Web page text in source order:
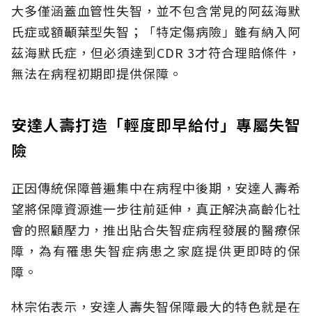
大多僅涵蓋血管性失智，並不包含常見的阿茲海默
氏症或額顳葉型失智；「特定傷病險」雖有納入阿
茲海默氏症，但必須達到CDR 3才符合理賠條件，
無法在病程初期即提供保障。
安達人壽打造「輕度即早給付」專屬失智
險
正因傳統保障普遍集中在病程中後期，安達人壽希
望將保障資源進一步往前延伸，真正解決高齡化社
會的照顧壓力，推出貼合失智症病程發展的醫療保
障，為有罹患失智症病患之家庭提供更即時的保
障。
林宗佑表示，安達人壽失智保障最大的特色就是在